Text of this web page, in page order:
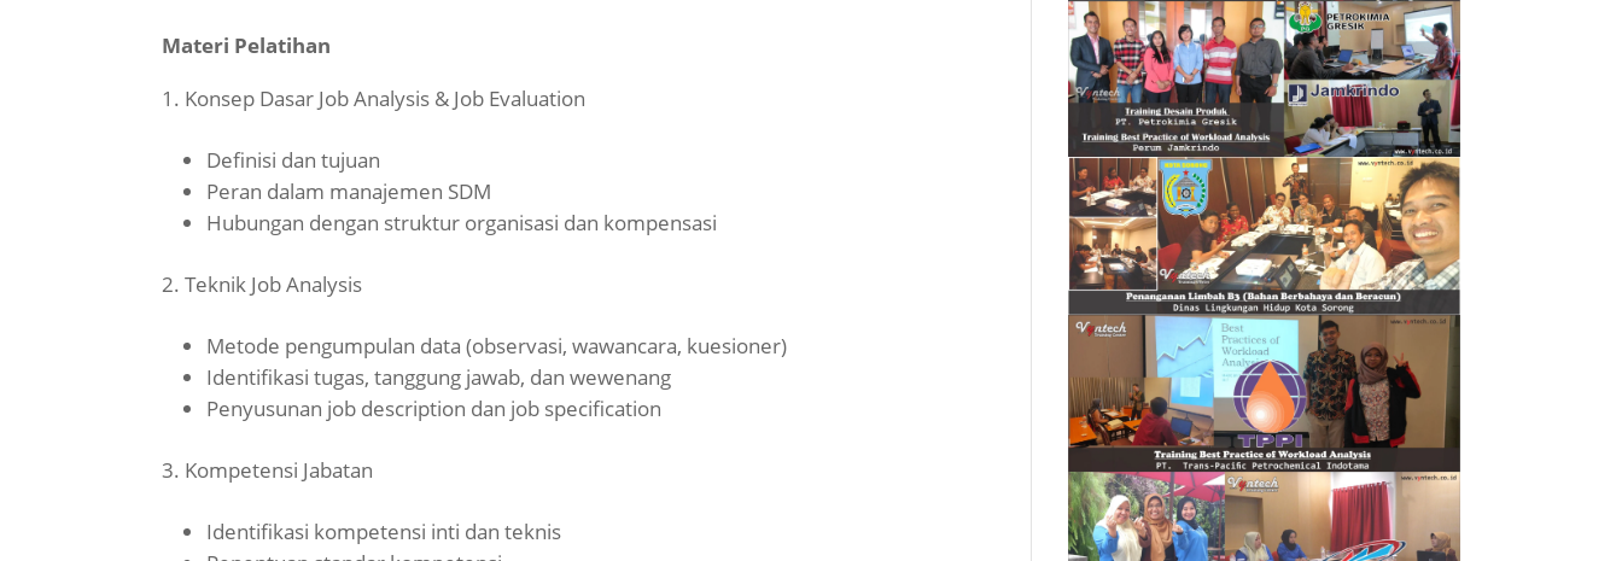
Materi Pelatihan
Konsep Dasar Job Analysis & Job Evaluation
Definisi dan tujuan
Peran dalam manajemen SDM
Hubungan dengan struktur organisasi dan kompensasi
Teknik Job Analysis
Metode pengumpulan data (observasi, wawancara, kuesioner)
Identifikasi tugas, tanggung jawab, dan wewenang
Penyusunan job description dan job specification
Kompetensi Jabatan
Identifikasi kompetensi inti dan teknis